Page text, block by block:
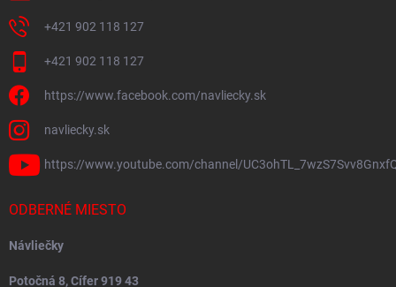
+421 902 118 127
+421 902 118 127
https://www.facebook.com/navliecky.sk
navliecky.sk
https://www.youtube.com/channel/
ODBERNÉ MIESTO
Návliečky
Potočná 8, Cífer 919 43